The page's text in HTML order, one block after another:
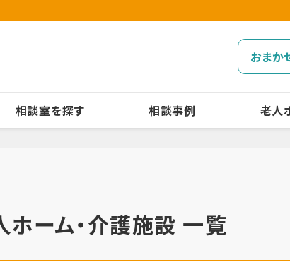
おまか
相談室を探す 相談事例 老人
ーム・介護施設 一覧